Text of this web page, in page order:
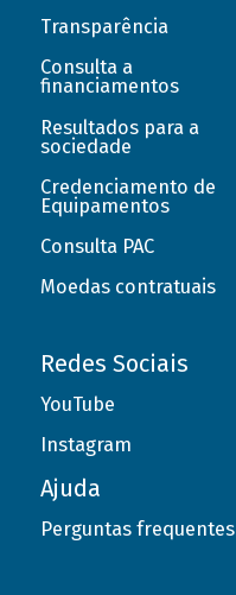
Transparência
Consulta a
financiamentos
Resultados para a
sociedade
Credenciamento de
Equipamentos
Consulta PAC
Moedas contratuais
Redes Sociais
YouTube
Instagram
Ajuda
Perguntas frequentes